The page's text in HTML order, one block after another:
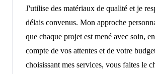
J'utilise des matériaux de qualité et je
délais convenus. Mon approche
que chaque projet est mené avec soin,
compte de vos attentes et de votre
choisissant mes services, vous faites le